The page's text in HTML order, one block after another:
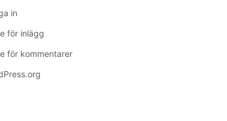
in
för inlägg
för kommentarer